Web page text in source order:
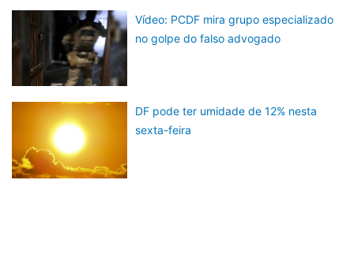
Vídeo: PCDF mira grupo especializado
no golpe do falso advogado
DF pode ter umidade de 12% nesta
sexta-feira